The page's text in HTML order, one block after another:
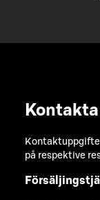
på respektive